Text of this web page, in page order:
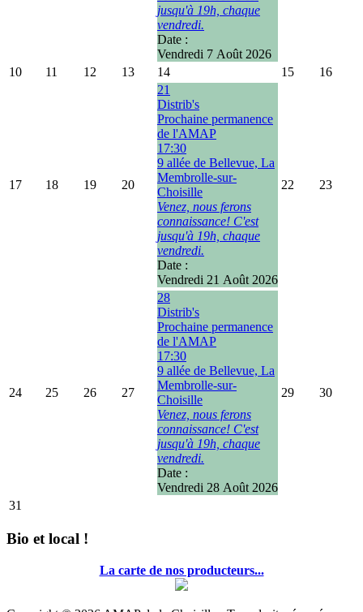
jusqu'à 19h, chaque
vendredi.
Date :
Vendredi 7 Août 2026
10 11 12 13 14 15 16
17 18 19 20
21
Distrib's
Prochaine permanence
de l'AMAP
17:30
9 allée de Bellevue, La
Membrolle-sur-
Choisille
Venez, nous ferons
connaissance! C'est
jusqu'à 19h, chaque
vendredi.
Date :
Vendredi 21 Août 2026
22 23
24 25 26 27
28
Distrib's
Prochaine permanence
de l'AMAP
17:30
9 allée de Bellevue, La
Membrolle-sur-
Choisille
Venez, nous ferons
connaissance! C'est
jusqu'à 19h, chaque
vendredi.
Date :
Vendredi 28 Août 2026
29 30
31
Bio et local !
La carte de nos producteurs...